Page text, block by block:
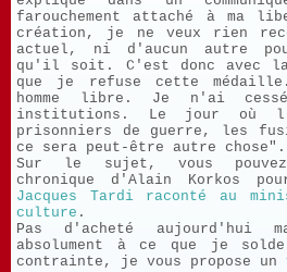
farouchement attaché à ma
création, je ne veux rien
actuel, ni d'aucun autre
qu'il soit. C'est donc avec la
que je refuse cette
homme libre. Je n'ai
institutions. Le jour où
prisonniers de guerre, les
ce sera peut-être autre chose".
Sur le sujet, vous
chronique d'Alain Korkos
Jacques Tardi raconté au
culture .
Pas d'acheté aujourd'hui
absolument à ce que je
contrainte, je vous propose un